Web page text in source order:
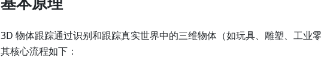
3D 物体跟踪通过识别和跟踪真实世界中的三维物体（如玩具、雕塑、工业零
其核心流程如下：